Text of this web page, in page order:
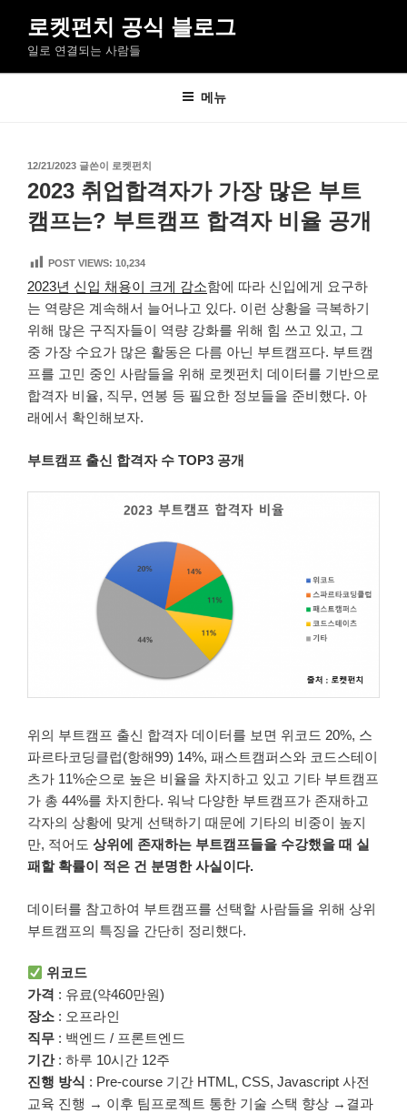
로
로켓펀치 공식 블로그
일로 연결되는 사람들
메뉴
작
성
일
자
12/21/2023 글쓴이 로켓펀치
2023 취업합격자가 가장 많은 부트
캠프는? 부트캠프 합격자 비율 공개
POST VIEWS: 10,234
2023년 신입 채용이 크게 감소함에 따라 신입에게 요구하
는 역량은 계속해서 늘어나고 있다. 이런 상황을 극복하기
위해 많은 구직자들이 역량 강화를 위해 힘 쓰고 있고, 그
중 가장 수요가 많은 활동은 다름 아닌 부트캠프다. 부트캠
프를 고민 중인 사람들을 위해 로켓펀치 데이터를 기반으로
합격자 비율, 직무, 연봉 등 필요한 정보들을 준비했다. 아
래에서 확인해보자.
부트캠프 출신 합격자 수 TOP3 공개
위의 부트캠프 출신 합격자 데이터를 보면 위코드 20%, 스
파르타코딩클럽(항해99) 14%, 패스트캠퍼스와 코드스테이
츠가 11%순으로 높은 비율을 차지하고 있고 기타 부트캠프
가 총 44%를 차지한다. 워낙 다양한 부트캠프가 존재하고
각자의 상황에 맞게 선택하기 때문에 기타의 비중이 높지
만, 적어도 상위에 존재하는 부트캠프들을 수강했을 때 실
패할 확률이 적은 건 분명한 사실이다.
데이터를 참고하여 부트캠프를 선택할 사람들을 위해 상위
부트캠프의 특징을 간단히 정리했다.
위코드
가격 : 유료(약460만원)
장소 : 오프라인
직무 : 백엔드 / 프론트엔드
기간: 하루 10시간 12주
진행 방식 : Pre-course 기간 HTML, CSS, Javascript 사전
교육 진행 → 이후 팀프로젝트 통한 기술 스택 향상 →결과